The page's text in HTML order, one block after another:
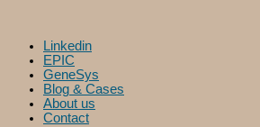
Linkedin
EPIC
GeneSys
Blog & Cases
About us
Contact